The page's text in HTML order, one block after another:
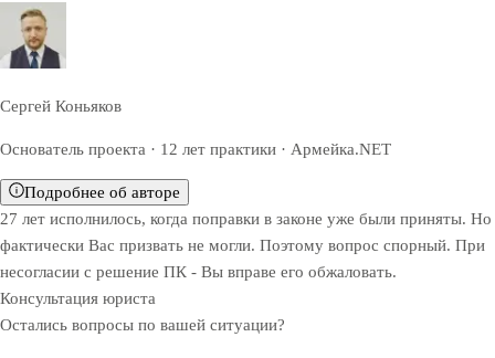
Сергей Коньяков
Основатель проекта · 12 лет практики · Армейка.NET
Подробнее об авторе
27 лет исполнилось, когда поправки в законе уже были приняты. Но
фактически Вас призвать не могли. Поэтому вопрос спорный. При
несогласии с решение ПК - Вы вправе его обжаловать.
Консультация юриста
Остались вопросы по вашей ситуации?